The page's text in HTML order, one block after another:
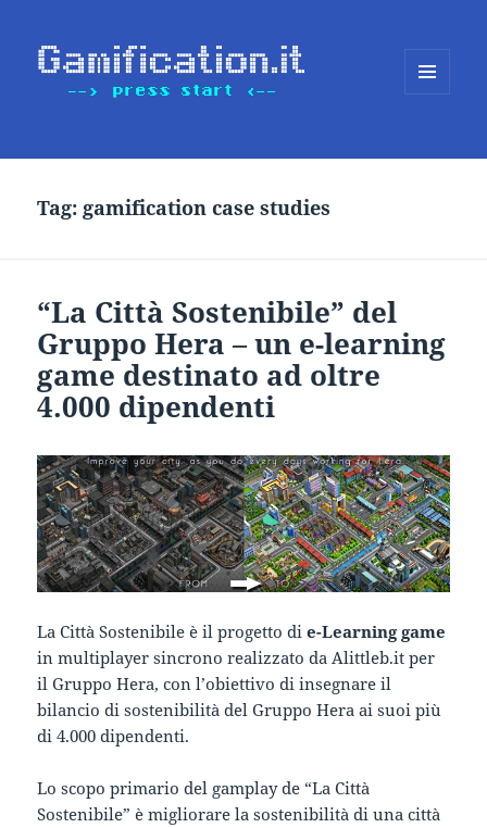
Tag: gamification case studies
“La Città Sostenibile” del
Gruppo Hera – un e-learning
game destinato ad oltre
4.000 dipendenti
La Città Sostenibile è il progetto die-Learning game
in multiplayer sincrono realizzato da Alittleb.it per
il Gruppo Hera, con l’obiettivo di insegnare il
bilancio di sostenibilità del Gruppo Hera ai suoi più
di 4.000 dipendenti.
Lo scopo primario del gamplay de “La Città
Sostenibile” è migliorare la sostenibilità di una città